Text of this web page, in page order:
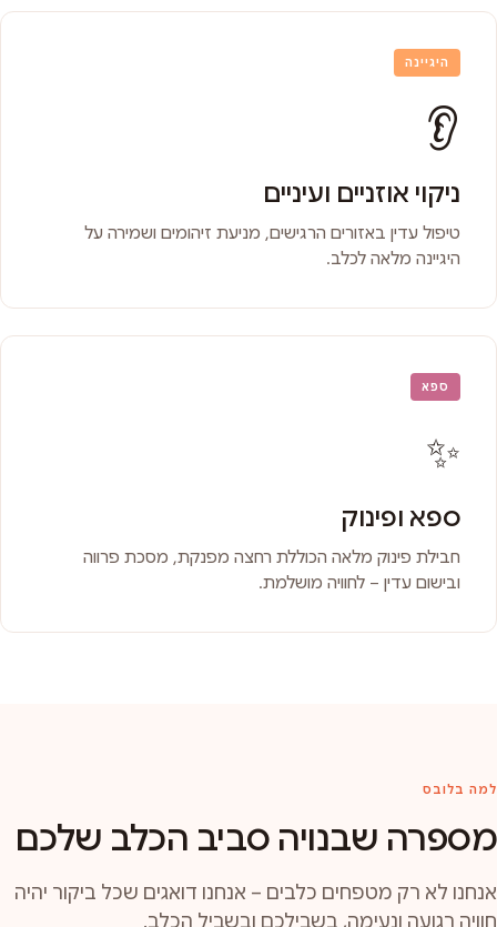
היגיינה
👂
ניקוי אוזניים ועיניים
טיפול עדין באזורים הרגישים, מניעת זיהומים ושמירה על
היגיינה מלאה לכלב.
ספא
✨
ספא ופינוק
חבילת פינוק מלאה הכוללת רחצה מפנקת, מסכת פרווה
ובישום עדין – לחוויה מושלמת.
למה בלובס
מספרה שבנויה סביב הכלב שלכם
אנחנו לא רק מטפחים כלבים – אנחנו דואגים שכל ביקור יהיה
חוויה רגועה ונעימה, בשבילכם ובשביל הכלב.